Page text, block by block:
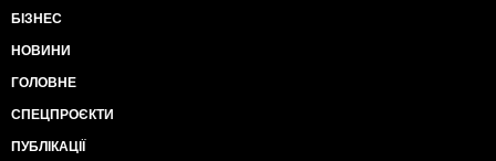
БІЗНЕС
НОВИНИ
ГОЛОВНЕ
СПЕЦПРОЄКТИ
ПУБЛІКАЦІЇ